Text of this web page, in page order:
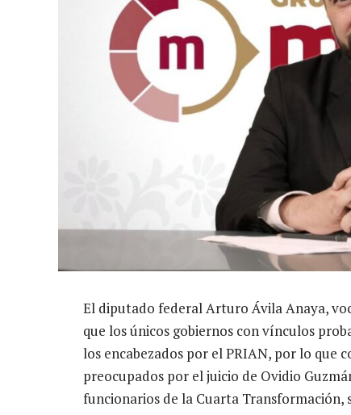
El diputado federal Arturo Ávila Anaya,
que los únicos gobiernos con vínculos
los encabezados por el PRIAN, por lo que
preocupados por el juicio de Ovidio
funcionarios de la Cuarta Transformación,